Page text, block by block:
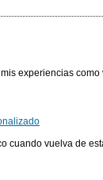
experiencias
cuando vuelva de